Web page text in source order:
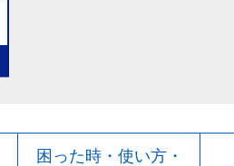
困った時・使い方・